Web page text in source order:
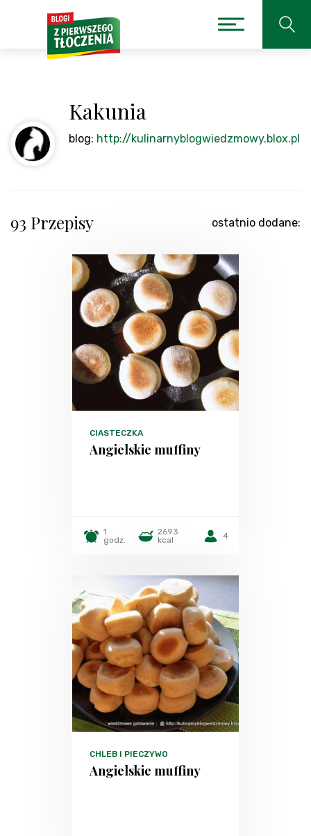
Kakunia
blog: http://kulinarnyblogwiedzmowy.blox.pl
93 Przepisy ostatnio dodane:
CIASTECZKA
Angielskie muffiny
1
godz.
2693
kcal
4
CHLEB I PIECZYWO
Angielskie muffiny